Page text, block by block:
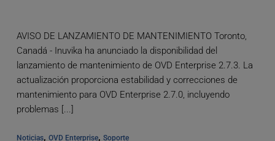
AVISO DE LANZAMIENTO DE MANTENIMIENTO Toronto,
Canadá - Inuvika ha anunciado la disponibilidad del
lanzamiento de mantenimiento de OVD Enterprise 2.7.3. La
actualización proporciona estabilidad y correcciones de
mantenimiento para OVD Enterprise 2.7.0, incluyendo
problemas [...]
Noticias, OVD Enterprise, Soporte